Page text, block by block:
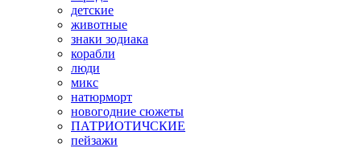
детские
животные
знаки зодиака
корабли
люди
микс
натюрморт
новогодние сюжеты
ПАТРИОТИЧСКИЕ
пейзажи